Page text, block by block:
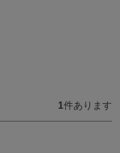
1件あります